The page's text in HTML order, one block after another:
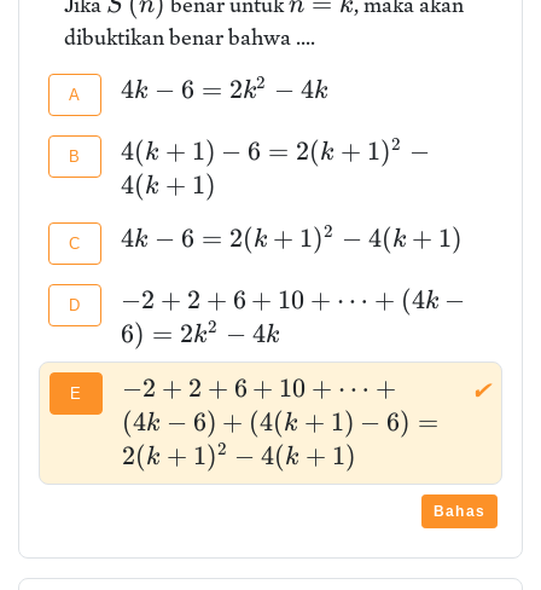
S n n k
dibuktikan benar bahwa ....
A 4k − 6 = 2k2 − 4k
B 4(k + 1) − 6 = 2(k + 1)2 −
4(k + 1)
C 4k − 6 = 2(k + 1)2 − 4(k + 1)
D −2 + 2 + 6 + 10 + ⋯ + (4k −
6) = 2k2 − 4k
E ✔
−2 + 2 + 6 + 10 + ⋯ +
(4k − 6) + (4(k + 1) − 6) =
2(k + 1)2 − 4(k + 1)
Bahas